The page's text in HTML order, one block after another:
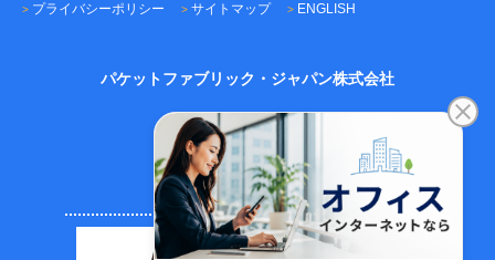
プライバシーポリシー
サイトマップ ENGLISH
パケットファブリック・ジャパン株式会社
〒101-0045
東京都千代田区神田鍛冶町3-3-12
神田鍛冶町千歳ビル7F
TEL：03-5209-2222（代表）
FAX：03-5209-2221